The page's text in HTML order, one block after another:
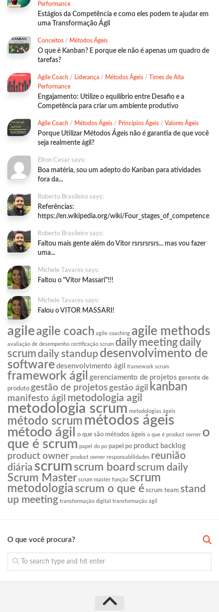
Performance
Estágios da Competência e como eles podem te ajudar em
uma Transformação Ágil
Conceitos / Métodos Ágeis
O que é Kanban? E porque ele não é apenas um quadro de
tarefas?
Agile Coach / Liderança / Métodos Ágeis / Times de Alta
Performance
Engajamento: Utilize o equilíbrio entre Desafio e a
Competência para criar um ambiente produtivo
Agile Coach / Métodos Ágeis / Princípios Ágeis / Valores Ágeis
Porque Utilizar Métodos Ágeis não é garantia de que você
seja realmente ágil?
Elton Cesar says:
Boa matéria, sou um adepto do Kanban para atividades
fora da...
Roberto Brasileiro says:
Referências:
https://en.wikipedia.org/wiki/Four_stages_of_competence
Roberto Brasileiro says:
Faltou mais gente além do Vitor rsrsrsrsrs... mas vou fazer
uma...
Michele Tavares says:
Faltou o "Vitor Massari"!!!
Michele Tavares says:
Falou o VITOR MASSARI!
agileagile coach agile coaching agile methods
avaliação de desempenho certificação scrum daily meeting daily
scrumdaily standup desenvolvimento de
software desenvolvimento ágil framework scrum
framework ágil gerenciamento de projetos gerente de
produto gestão de projetos gestão ágil kanban
manifesto ágil metodologia agil
metodologia scrum metodologias ágeis
método scrum métodos ágeis
método ágil o que são métodos ágeis o que é product owner o
que é scrum papel do po papel po product backlog
product owner product owner responsabilidades reunião
diária scrum scrum board scrum daily
Scrum Master scrum master função scrum
metodologia scrum o que é scrum team stand
up meeting transformação digital transformação ágil
O que você procura?